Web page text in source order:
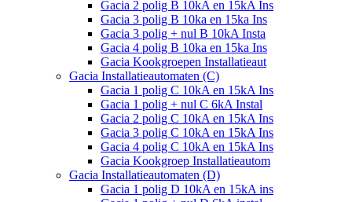
Gacia 2 polig B 10kA en 15kA Ins
Gacia 3 polig B 10ka en 15ka Ins
Gacia 3 polig + nul B 10kA Insta
Gacia 4 polig B 10ka en 15ka Ins
Gacia Kookgroepen Installatieaut
Gacia Installatieautomaten (C)
Gacia 1 polig C 10kA en 15kA Ins
Gacia 1 polig + nul C 6kA Instal
Gacia 2 polig C 10kA en 15kA Ins
Gacia 3 polig C 10kA en 15kA Ins
Gacia 4 polig C 10kA en 15kA Ins
Gacia Kookgroep Installatieautom
Gacia Installatieautomaten (D)
Gacia 1 polig D 10kA en 15kA ins